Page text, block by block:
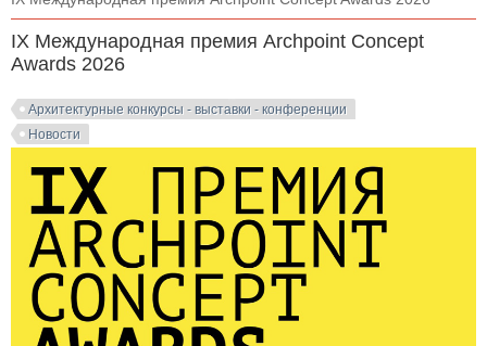
IX Международная премия Archpoint Concept
Awards 2026
Архитектурные конкурсы - выставки - конференции
Новости